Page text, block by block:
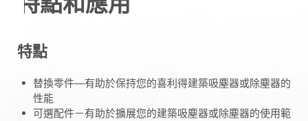
特點
替換零件—有助於保持您的喜利得建築吸塵器或除塵器的
性能
可選配件－有助於擴展您的建築吸塵器或除塵器的使用範